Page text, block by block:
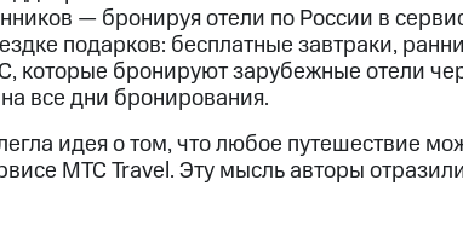
— бронируя отели по России в
подарков: бесплатные завтраки,
которые бронируют зарубежные отели
все дни бронирования.
идея о том, что любое путешествие
МТС Travel. Эту мысль авторы